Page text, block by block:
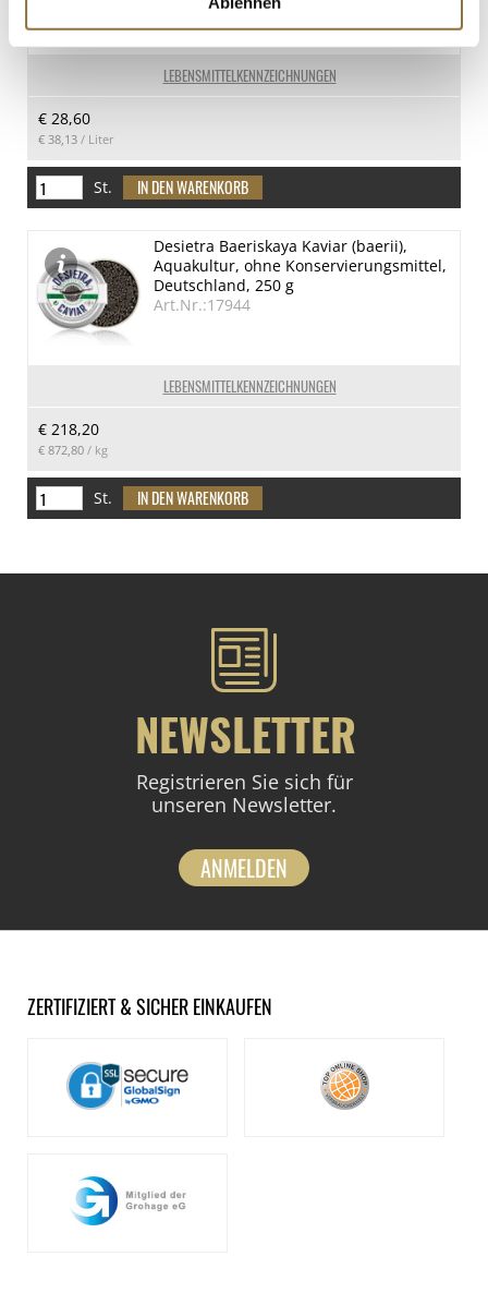
LEBENSMITTELKENNZEICHNUNGEN
€ 28,60
€ 38,13 / Liter
St.
LEBENSMITTELKENNZEICHNUNGEN
Desietra Baeriskaya Kaviar (baerii),
Aquakultur, ohne Konservierungsmittel,
Deutschland, 250 g
Art.Nr.:17944
€ 218,20
€ 872,80 / kg
St.
NEWSLETTER
Registrieren Sie sich für
unseren Newsletter.
ANMELDEN
ZERTIFIZIERT & SICHER EINKAUFEN